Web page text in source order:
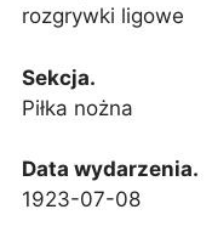
rozgrywki ligowe
Sekcja.
Piłka nożna
Data wydarzenia.
1923-07-08